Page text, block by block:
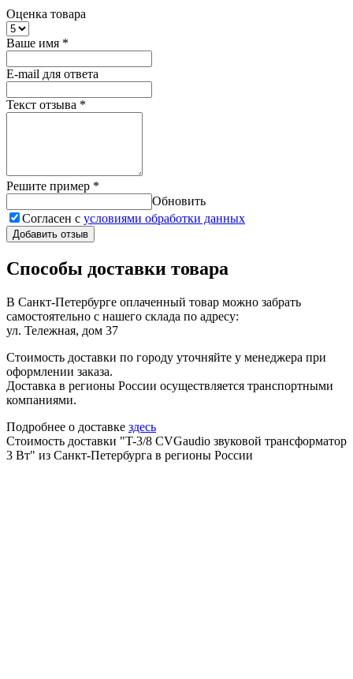
Оценка товара
Ваше имя *
E-mail для ответа
Текст отзыва *
Решите пример *
Обновить
Согласен с условиями обработки данных
Добавить отзыв
Способы доставки товара
В Санкт-Петербурге оплаченный товар можно забрать
самостоятельно с нашего склада по адресу:
ул. Тележная, дом 37
Стоимость доставки по городу уточняйте у менеджера при
оформлении заказа.
Доставка в регионы России осуществляется транспортными
компаниями.
Подробнее о доставке здесь
Стоимость доставки "T-3/8 CVGaudio звуковой трансформатор
3 Вт" из Санкт-Петербурга в регионы России